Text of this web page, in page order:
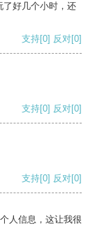
了好几个小时，还
支持[0] 反对[0]
支持[0] 反对[0]
支持[0] 反对[0]
人信息，这让我很